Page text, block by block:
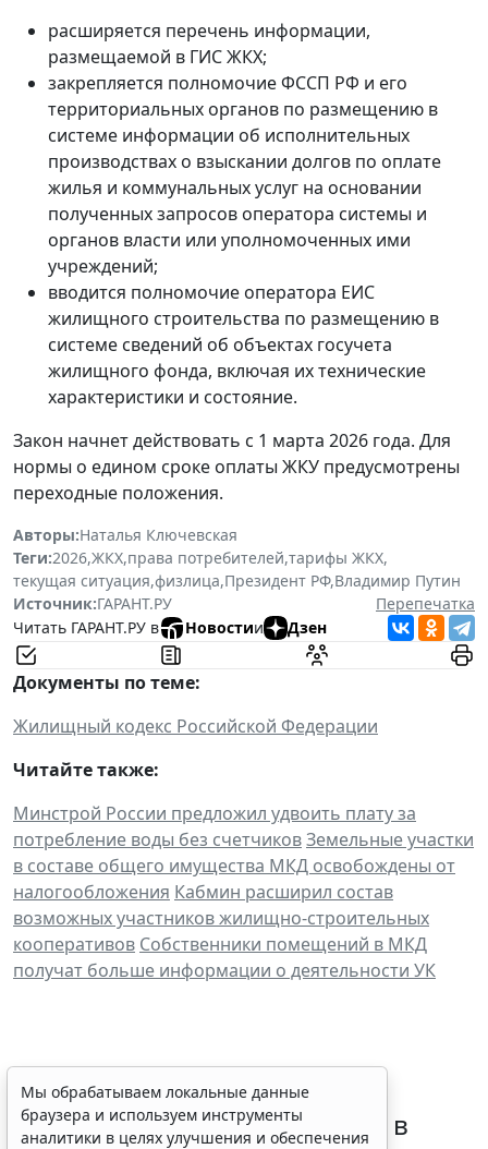
расширяется перечень информации,
размещаемой в ГИС ЖКХ;
закрепляется полномочие ФССП РФ и его
территориальных органов по размещению в
системе информации об исполнительных
производствах о взыскании долгов по оплате
жилья и коммунальных услуг на основании
полученных запросов оператора системы и
органов власти или уполномоченных ими
учреждений;
вводится полномочие оператора ЕИС
жилищного строительства по размещению в
системе сведений об объектах госучета
жилищного фонда, включая их технические
характеристики и состояние.
Закон начнет действовать с 1 марта 2026 года. Для
нормы о едином сроке оплаты ЖКУ предусмотрены
переходные положения.
Авторы:Наталья Ключевская
Теги:2026,ЖКХ,права потребителей,тарифы ЖКХ,
текущая ситуация,физлица,Президент РФ,Владимир Путин
Источник:ГАРАНТ.РУ
Перепечатка
Читать ГАРАНТ.РУ в
Новостии Дзен
Документы по теме:
Жилищный кодекс Российской Федерации
Читайте также:
Минстрой России предложил удвоить плату за
потребление воды без счетчиковЗемельные участки
в составе общего имущества МКД освобождены от
налогообложения Кабмин расширил состав
возможных участников жилищно-строительных
кооперативов Собственники помещений в МКД
получат больше информации о деятельности УК
Требования к контролю
реализации инвестпрограмм в
Мы обрабатываем локальные данные
браузера и используем инструменты
аналитики в целях улучшения и обеспечения